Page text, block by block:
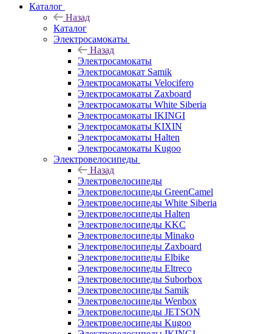
Каталог
Назад
Каталог
Электросамокаты
Назад
Электросамокаты
Электросамокат Samik
Электросамокаты Velocifero
Электросамокаты Zaxboard
Электросамокаты White Siberia
Электросамокаты IKINGI
Электросамокаты KIXIN
Электросамокаты Halten
Электросамокаты Kugoo
Электровелосипеды
Назад
Электровелосипеды
Электровелосипеды GreenCamel
Электровелосипеды White Siberia
Электровелосипеды Halten
Электровелосипеды KKC
Электровелосипеды Minako
Электровелосипеды Zaxboard
Электровелосипеды Elbike
Электровелосипеды Eltreco
Электровелосипеды Suborbox
Электровелосипеды Samik
Электровелосипеды Wenbox
Электровелосипеды JETSON
Электровелосипеды Kugoo